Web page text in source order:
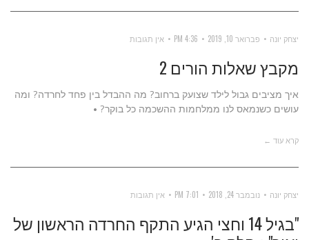
יצחק יונה פברואר 10, 2019 4:36 PM אין תגובות
מקבץ שאלות הורים 2
איך מציבים גבול לילד שצועק ברחוב? מה ההבדל בין פחד לחרדה? ומה
עושים כשנמאס לנו ממלחמות ההשכמה כל בוקר? •
קרא עוד ←
יצחק יונה נובמבר 24, 2018 7:01 PM אין תגובות
"בגיל 14 וחצי הגיע התקף החרדה הראשון של